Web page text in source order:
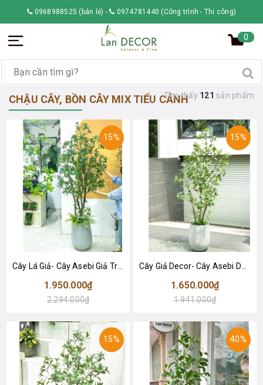
0968988525 (bán lẻ) - 0974781440 (Công trình - Thi công)
0
CHẬU CÂY, BỒN CÂY MIX TIỂU CẢNH
Tìm thấy 121 sản phẩm
15%
Cây Lá Giả- Cây Asebi Giả Trang Trí Văn Phòng (190cm)- CC1058
1.950.000₫
2.294.000₫
15%
1.650.000₫
1.941.000₫
15% 40%